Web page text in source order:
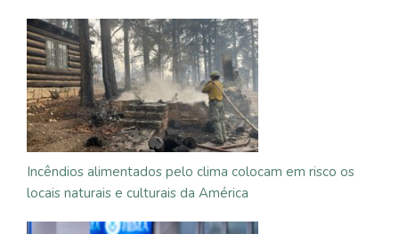
Incêndios alimentados pelo clima colocam em risco os
locais naturais e culturais da América